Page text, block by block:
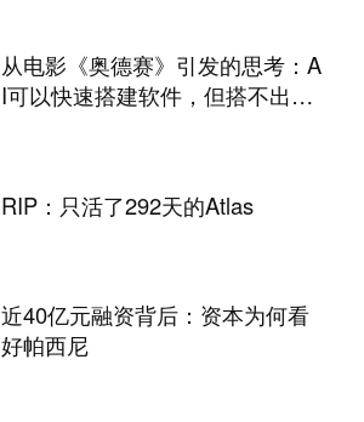
从电影《奥德赛》引发的思考：A
I可以快速搭建软件，但搭不出企
RIP：只活了292天的Atlas
近40亿元融资背后：资本为何看
好帕西尼